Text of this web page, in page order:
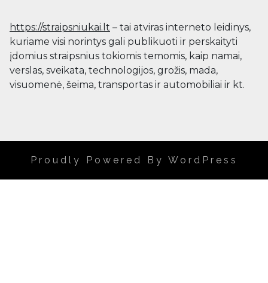
https://straipsniukai.lt – tai atviras interneto leidinys,
kuriame visi norintys gali publikuoti ir perskaityti
įdomius straipsnius tokiomis temomis, kaip namai,
verslas, sveikata, technologijos, grožis, mada,
visuomenė, šeima, transportas ir automobiliai ir kt.
Proudly Powered By WordPress